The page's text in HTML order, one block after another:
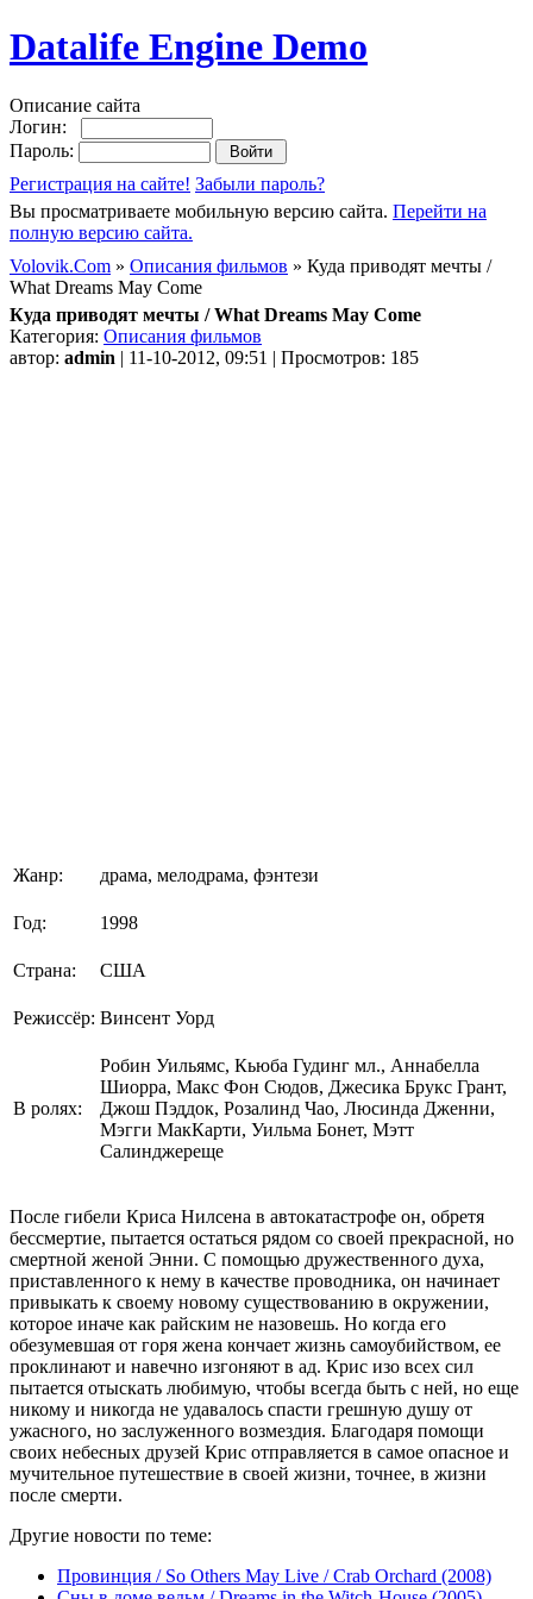
Datalife Engine Demo
Описание сайта
Логин:
Пароль:
Регистрация на сайте! Забыли пароль?
Вы просматриваете мобильную версию сайта. Перейти на
полную версию сайта.
Volovik.Com » Описания фильмов » Куда приводят мечты /
What Dreams May Come
Куда приводят мечты / What Dreams May Come
Категория: Описания фильмов
автор: admin | 11-10-2012, 09:51 | Просмотров: 185
Жанр: драма, мелодрама, фэнтези
Год: 1998
Страна: США
Режиссёр: Винсент Уорд
В ролях:
Робин Уильямс, Кьюба Гудинг мл., Аннабелла
Шиорра, Макс Фон Сюдов, Джесика Брукс Грант,
Джош Пэддок, Розалинд Чао, Люсинда Дженни,
Мэгги МакКарти, Уильма Бонет, Мэтт
Салинджереще
После гибели Криса Нилсена в автокатастрофе он, обретя
бессмертие, пытается остаться рядом со своей прекрасной, но
смертной женой Энни. С помощью дружественного духа,
приставленного к нему в качестве проводника, он начинает
привыкать к своему новому существованию в окружении,
которое иначе как райским не назовешь. Но когда его
обезумевшая от горя жена кончает жизнь самоубийством, ее
проклинают и навечно изгоняют в ад. Крис изо всех сил
пытается отыскать любимую, чтобы всегда быть с ней, но еще
никому и никогда не удавалось спасти грешную душу от
ужасного, но заслуженного возмездия. Благодаря помощи
своих небесных друзей Крис отправляется в самое опасное и
мучительное путешествие в своей жизни, точнее, в жизни
после смерти.
Другие новости по теме:
Провинция / So Others May Live / Crab Orchard (2008)